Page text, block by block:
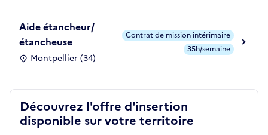
Aide étancheur/
étancheuse
Montpellier (34)
Contrat de mission intérimaire
35h/semaine
Découvrez l'offre d'insertion
disponible sur votre territoire